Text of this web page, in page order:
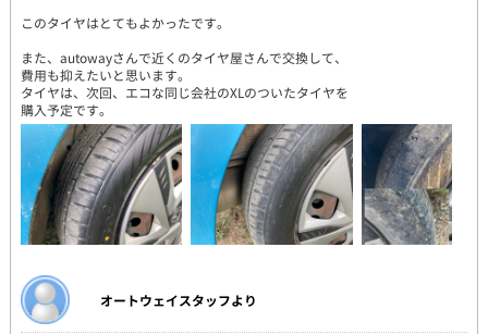
このタイヤはとてもよかったです。
また、autowayさんで近くのタイヤ屋さんで交換して、
費用も抑えたいと思います。
タイヤは、次回、エコな同じ会社のXLのついたタイヤを
購入予定です。
オートウェイスタッフより